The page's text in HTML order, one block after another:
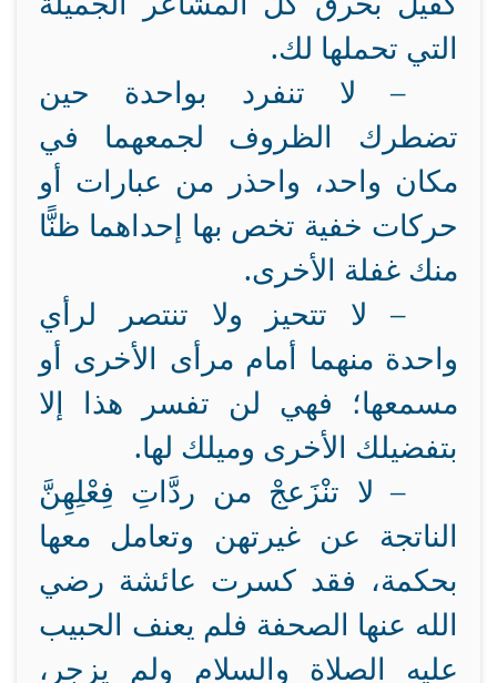
التي تحملها لك.
– لا تنفرد بواحدة حين
تضطرك الظروف لجمعهما في
مكان واحد، واحذر من عبارات أو
حركات خفية تخص بها إحداهما ظنًّا
منك غفلة الأخرى.
– لا تتحيز ولا تنتصر لرأي
واحدة منهما أمام مرأى الأخرى أو
مسمعها؛ فهي لن تفسر هذا إلا
بتفضيلك الأخرى وميلك لها.
– لا تنْزَعجْ من ردَّاتِ فِعْلِهِنَّ
الناتجة عن غيرتهن وتعامل معها
بحكمة، فقد كسرت عائشة رضي
الله عنها الصحفة فلم يعنف الحبيب
عليه الصلاة والسلام ولم يزجر،